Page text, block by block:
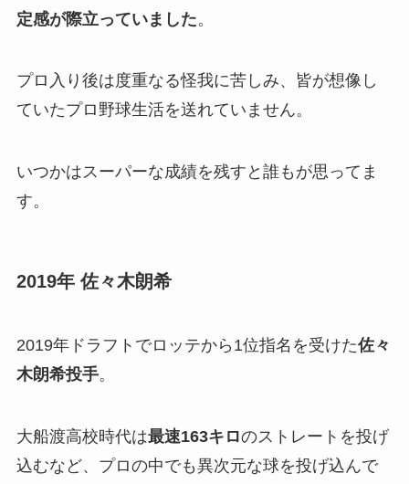
定感が際立っていました。
プロ入り後は度重なる怪我に苦しみ、皆が想像し
ていたプロ野球生活を送れていません。
いつかはスーパーな成績を残すと誰もが思ってま
す。
2019年 佐々木朗希
2019年ドラフトでロッテから1位指名を受けた佐々
木朗希投手。
大船渡高校時代は最速163キロのストレートを投げ
込むなど、プロの中でも異次元な球を投げ込んで